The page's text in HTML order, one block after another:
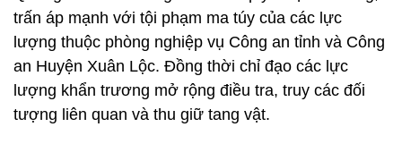
trấn áp mạnh với tội phạm ma túy của các lực
lượng thuộc phòng nghiệp vụ Công an tỉnh và Công
an Huyện Xuân Lộc. Đồng thời chỉ đạo các lực
lượng khẩn trương mở rộng điều tra, truy các đối
tượng liên quan và thu giữ tang vật.